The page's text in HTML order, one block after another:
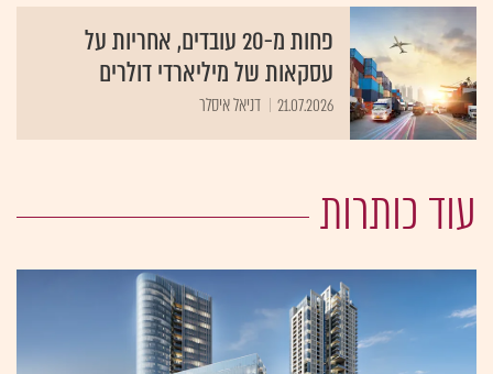
פחות מ-20 עובדים, אחריות על
עסקאות של מיליארדי דולרים
21.07.2026 דניאל איסלר
עוד כותרות